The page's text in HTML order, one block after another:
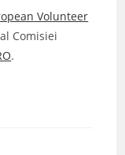
Volunteer
Comisiei
.